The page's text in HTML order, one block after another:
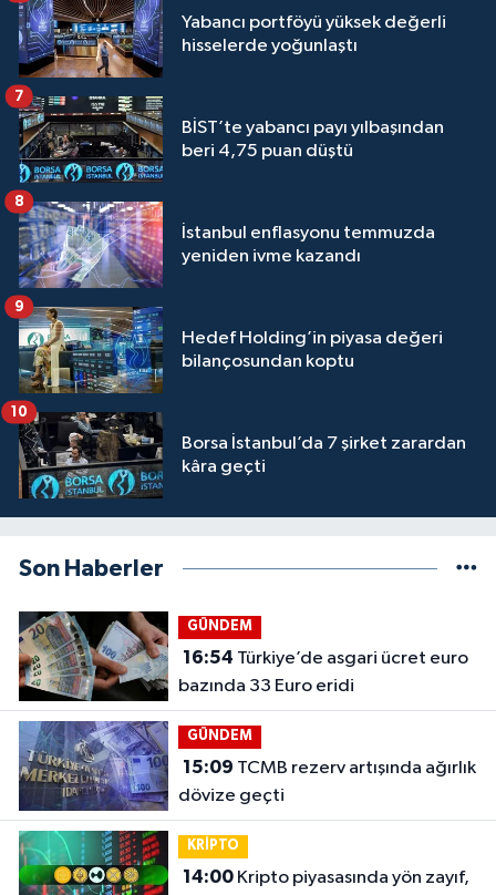
Yabancı portföyü yüksek değerli
hisselerde yoğunlaştı
BİST’te yabancı payı yılbaşından
beri 4,75 puan düştü
7
İstanbul enflasyonu temmuzda
yeniden ivme kazandı
8
Hedef Holding’in piyasa değeri
bilançosundan koptu
9
Borsa İstanbul’da 7 şirket zarardan
kâra geçti
10
Son Haberler
GÜNDEM
16:54
bazında 33 Euro eridi
GÜNDEM
15:09
dövize geçti
KRİPTO
14:00Kripto piyasasında yön zayıf,